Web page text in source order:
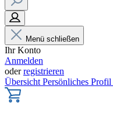
Menü schließen
Ihr Konto
Anmelden
oderregistrieren
Übersicht Persönliches Profil